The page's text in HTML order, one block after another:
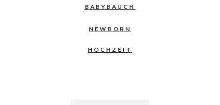
BABYBAUCH
NEWBORN
HOCHZEIT